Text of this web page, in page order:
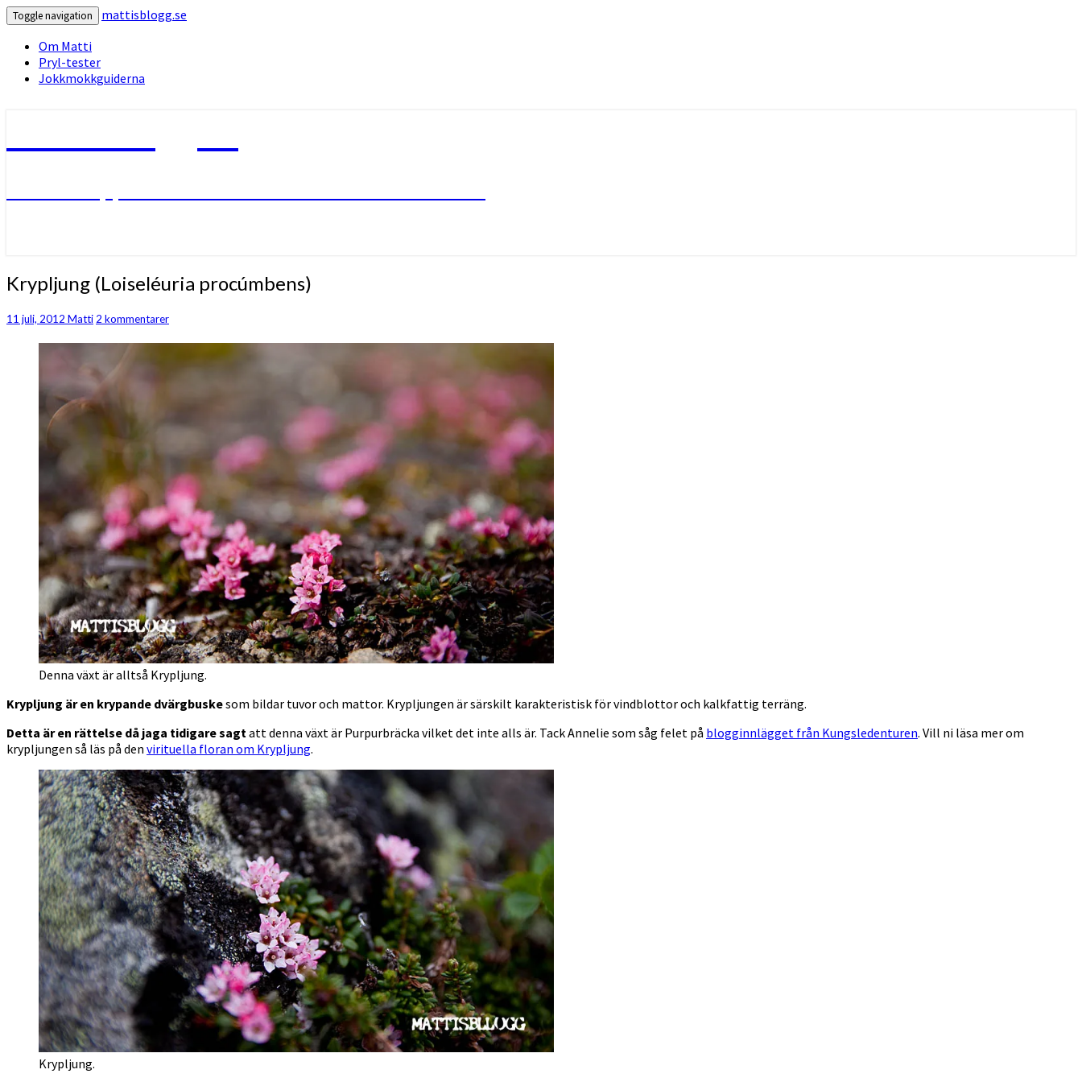
Toggle navigation
mattisblogg.se
Om Matti
Pryl-tester
Jokkmokkguiderna
Krypljung
(Loiseléuria
Krypljung (Loiseléuria procúmbens)
11 juli, 2012 Matti Kommentarer
2 kommentarer
Denna växt är alltså Krypljung.
Krypljung är en krypande dvärgbuskesom bildar tuvor och mattor. Krypljungen är särskilt karakteristisk för vindblottor och kalkfattig terräng.
Detta är en rättelse då jaga tidigare sagtatt denna växt är Purpurbräcka vilket det inte alls är. Tack Annelie som såg felet på blogginnlägget från Kungsledenturen. Vill ni läsa mer om
krypljungen så läs på den virituella floran om Krypljung.
Krypljung.